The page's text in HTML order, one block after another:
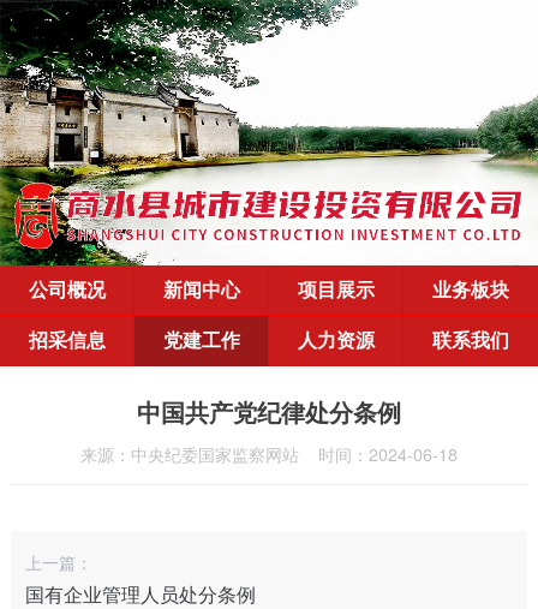
公司概况 新闻中心 项目展示
业务板块
招采信息
党建工作 人力资源 联系我们
中国共产党纪律处分条例
来源：中央纪委国家监察网站 时间：2024-06-18
上一篇：
国有企业管理人员处分条例